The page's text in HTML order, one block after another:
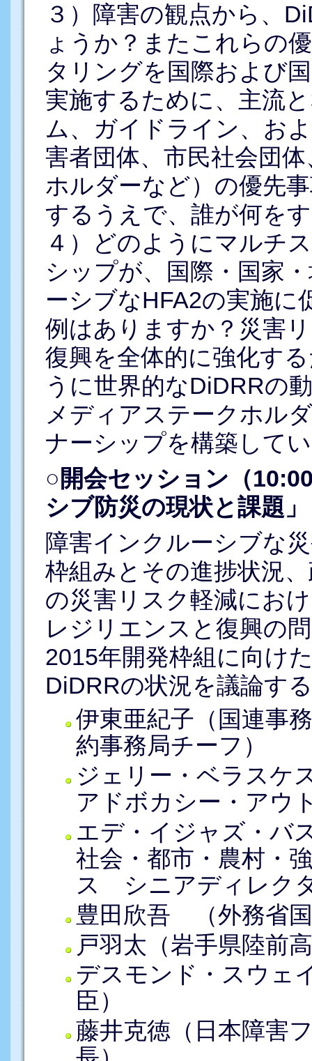
３）障害の観点から、
ょうか？またこれらの
タリングを国際および
実施するために、主流
ム、ガイドライン、お
害者団体、市民社会団
ホルダーなど）の優先
するうえで、誰が何を
４）どのようにマルチ
シップが、国際・国家
ーシブなHFA2の実施に
例はありますか？災害
復興を全体的に強化す
うに世界的なDiDRRの
メディアステークホル
ナーシップを構築して
○開会セッション（
シブ防災の現状と課題」
障害インクルーシブな
枠組みとその進捗状況
の災害リスク軽減にお
レジリエンスと復興の
2015年開発枠組に向け
DiDRRの状況を議論す
伊東亜紀子（国連事
約事務局チーフ）
ジェリー・ベラスケ
アドボカシー・アウ
エデ・イジャズ・
社会・都市・農村・
ス シニアディレク
豊田欣吾 （外務省
戸羽太（岩手県陸前
デスモンド・スウェ
臣）
藤井克徳（日本障害